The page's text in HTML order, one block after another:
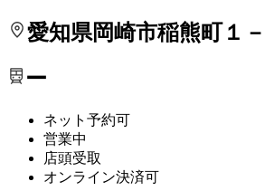
愛知県岡崎市稲熊町１
ー
ネット予約可
営業中
店頭受取
オンライン決済可